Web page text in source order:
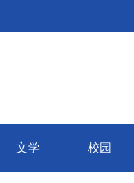
文学 校园